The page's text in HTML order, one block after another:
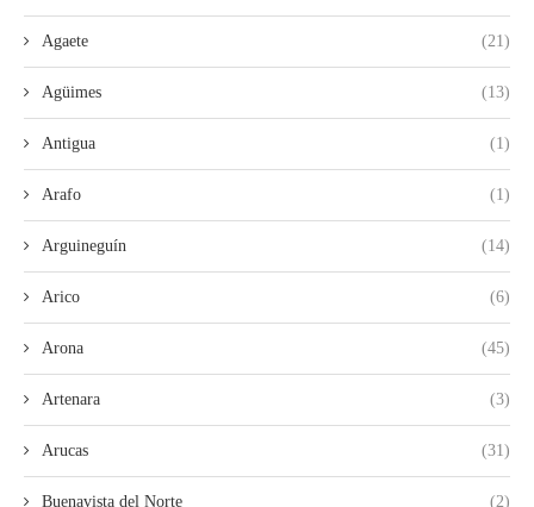
Agaete (21)
Agüimes (13)
Antigua (1)
Arafo (1)
Arguineguín (14)
Arico (6)
Arona (45)
Artenara (3)
Arucas (31)
Buenavista del Norte (2)